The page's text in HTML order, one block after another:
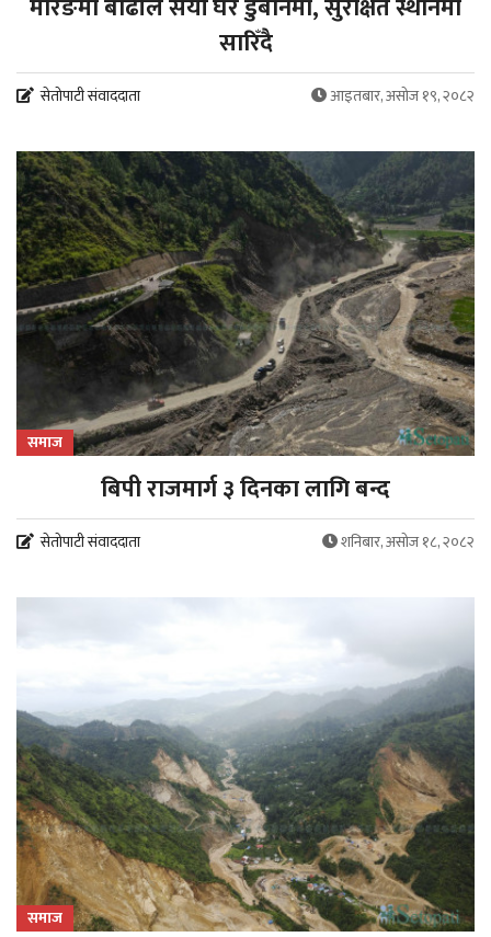
सारिँदै
सेतोपाटी संवाददाता आइतबार, असोज १९, २०८२
समाज
बिपी राजमार्ग ३ दिनका लागि बन्द
सेतोपाटी संवाददाता शनिबार, असोज १८, २०८२
समाज